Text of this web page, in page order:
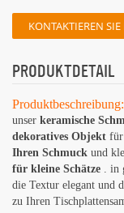
KONTAKTIEREN
PRODUKTDETAIL
Produktbeschreibung:
unser keramische
dekoratives Objekt für
Ihren Schmuck und
für kleine Schätze . in
die Textur elegant und
zu Ihren